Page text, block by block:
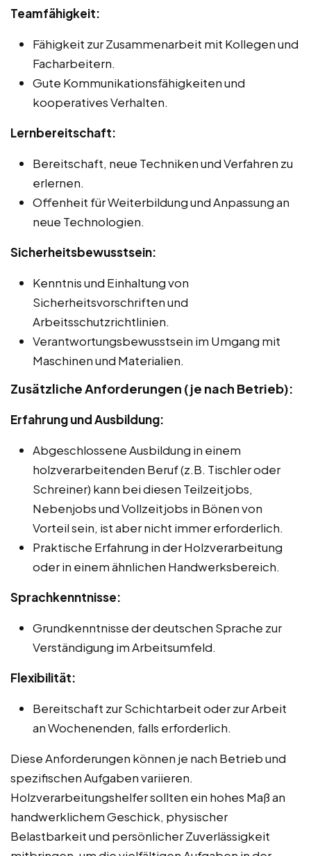
Teamfähigkeit:
Fähigkeit zur Zusammenarbeit mit Kollegen und
Facharbeitern.
Gute Kommunikationsfähigkeiten und
kooperatives Verhalten.
Lernbereitschaft:
Bereitschaft, neue Techniken und Verfahren zu
erlernen.
Offenheit für Weiterbildung und Anpassung an
neue Technologien.
Sicherheitsbewusstsein:
Kenntnis und Einhaltung von
Sicherheitsvorschriften und
Arbeitsschutzrichtlinien.
Verantwortungsbewusstsein im Umgang mit
Maschinen und Materialien.
Zusätzliche Anforderungen (je nach Betrieb):
Erfahrung und Ausbildung:
Abgeschlossene Ausbildung in einem
holzverarbeitenden Beruf (z.B. Tischler oder
Schreiner) kann bei diesen Teilzeitjobs,
Nebenjobs und Vollzeitjobs in Bönen von
Vorteil sein, ist aber nicht immer erforderlich.
Praktische Erfahrung in der Holzverarbeitung
oder in einem ähnlichen Handwerksbereich.
Sprachkenntnisse:
Grundkenntnisse der deutschen Sprache zur
Verständigung im Arbeitsumfeld.
Flexibilität:
Bereitschaft zur Schichtarbeit oder zur Arbeit
an Wochenenden, falls erforderlich.
Diese Anforderungen können je nach Betrieb und
spezifischen Aufgaben variieren.
Holzverarbeitungshelfer sollten ein hohes Maß an
handwerklichem Geschick, physischer
Belastbarkeit und persönlicher Zuverlässigkeit